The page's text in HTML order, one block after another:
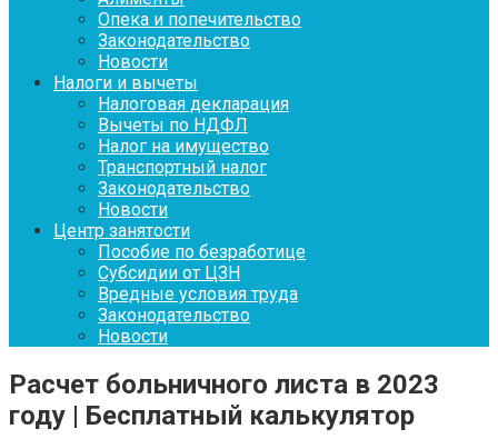
Опека и попечительство
Законодательство
Новости
Налоги и вычеты
Налоговая декларация
Вычеты по НДФЛ
Налог на имущество
Транспортный налог
Законодательство
Новости
Центр занятости
Пособие по безработице
Субсидии от ЦЗН
Вредные условия труда
Законодательство
Новости
Расчет больничного листа в 2023
году | Бесплатный калькулятор